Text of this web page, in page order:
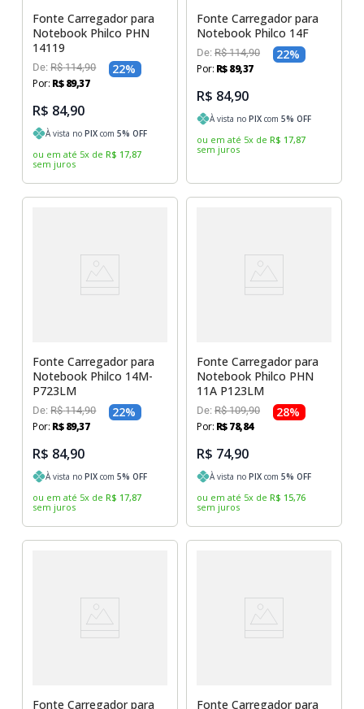
Fonte Carregador para
Notebook Philco PHN
14119
De:R$ 114,90 22%
Por: R$ 89,37
R$ 84,90
À vista noPIX com5% OFF
ou em até 5x de R$ 17,87
sem juros
Fonte Carregador para
Notebook Philco 14F
De: R$ 114,90 22%
Por: R$89,37
R$ 84,90
À vista no PIX com 5% OFF
ou em até 5x de R$ 17,87
sem juros
Fonte Carregador para
Notebook Philco 14M-
P723LM
De:R$ 114,90 22%
Por: R$ 89,37
R$ 84,90
À vista noPIX com5% OFF
ou em até 5x de R$ 17,87
sem juros
Fonte Carregador para
Notebook Philco PHN
11A P123LM
De: R$ 109,90 28%
Por: R$78,84
R$ 74,90
À vista no PIX com 5% OFF
ou em até 5x de R$ 15,76
sem juros
Fonte Carregador para Fonte Carregador para